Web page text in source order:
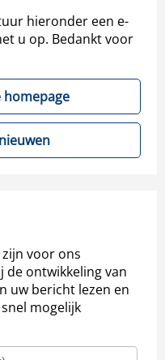
hieronder een e-
u op. Bedankt voor
homepage
voor ons
de ontwikkeling van
uw bericht lezen en
mogelijk